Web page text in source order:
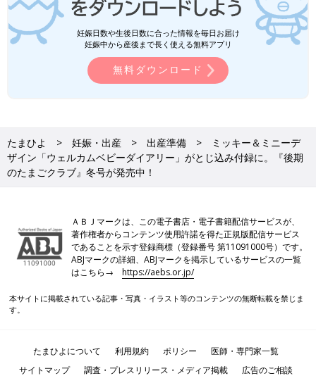
妊娠日数や生後日数に合った情報を毎日お届け
妊娠中から産後まで長く使える無料アプリ
無料ダウンロード
たまひよ 妊娠・出産 出産準備
ミッキー＆ミニーデ
ザイン「ウェルカムベビーダイアリー」がとじ込み付録に。『後期
のたまごクラブ』冬号が発売中！
ＡＢＪマークは、この電子書店・電子書籍配信サービスが、
著作権者からコンテンツ使用許諾を得た正規版配信サービス
であることを示す登録商標（登録番号 第11091000号）です。
ABJマークの詳細、ABJマークを掲示しているサービスの一覧
はこちら→https://aebs.or.jp/
本サイトに掲載されている記事・写真・イラスト等のコンテンツの無断転載を禁じま
す。
たまひよについて 利用規約 ポリシー
医師・専門家一覧
サイトマップ
調査・プレスリリース・メディア掲載
広告のご相談